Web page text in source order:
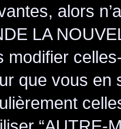
alors
LA
modifier
que vous en